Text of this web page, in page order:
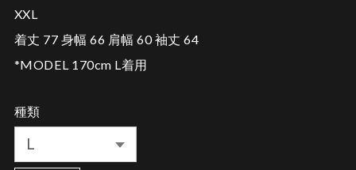
XXL
着丈 77 身幅 66 肩幅 60 袖丈 64
*MODEL 170cm L着用
種類